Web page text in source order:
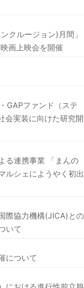
クルージョン)月間」
画上映会を開催
GAPファンド（ステ
会実装に向けた研究開
る連携事業 「まんの
ルシェにようやく初出
際協力機構(JICA)との
いて
について